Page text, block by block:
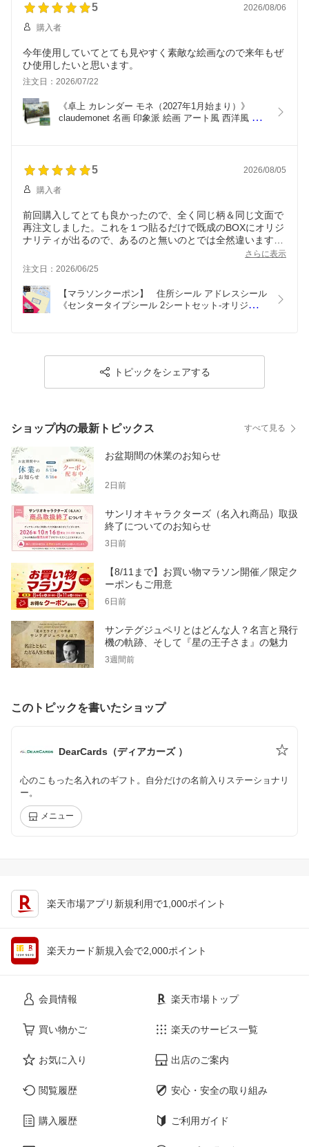
5 2026/08/06
購入者
今年使用していてとても見やすく素敵な絵画なので来年もぜ
ひ使用したいと思います。
注文日：2026/07/22
《卓上 カレンダー モネ（2027年1月始まり）》
claudemonet 名画 印象派 絵画 アート風 西洋風 ギ
5 2026/08/05
購入者
前回購入してとても良かったので、全く同じ柄＆同じ文面で
再注文しました。これを１つ貼るだけで既成のBOXにオリジ
ナリティが出るので、あるのと無いのとでは全然違います
さらに表示
注文日：2026/06/25
【マラソンクーポン】   住所シール アドレスシール
《センタータイプシール 2シートセット-オリジナ
トピックをシェアする
ショップ内の最新トピックス すべて見る
お盆期間の休業のお知らせ
2日前
サンリオキャラクターズ（名入れ商品）取扱
終了についてのお知らせ
3日前
【8/11まで】お買い物マラソン開催／限定ク
ーポンもご用意
6日前
サンテグジュペリとはどんな人？名言と飛行
機の軌跡、そして『星の王子さま』の魅力
3週間前
このトピックを書いたショップ
DearCards（ディアカーズ ）
心のこもった名入れのギフト。自分だけの名前入りステーショナリ
ー。
メニュー
楽天市場アプリ新規利用で1,000ポイント
楽天カード新規入会で2,000ポイント
会員情報
買い物かご
お気に入り
閲覧履歴
購入履歴
楽天市場トップ
楽天のサービス一覧
出店のご案内
安心・安全の取り組み
ご利用ガイド